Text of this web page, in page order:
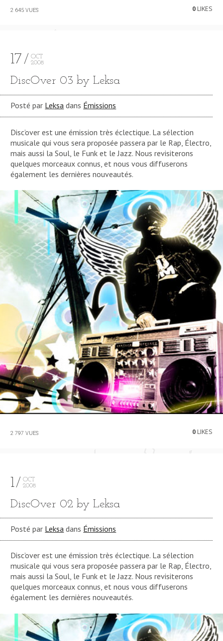
2 645 VUES 0LIKES
17
OCT
2008
DiscOver 03 by Leksa
Posté par Leksa dans Émissions
Disc’over est une émission très éclectique. La sélection
musicale qui vous sera proposée passera par le Rap, Électro,
mais aussi la Soul, le Funk et le Jazz. Nous revisiterons
quelques morceaux connus, et nous vous diffuserons
également les dernières nouveautés.
2 797 VUES 0LIKES
1
OCT
2008
DiscOver 02 by Leksa
Posté par Leksa dans Émissions
Disc’over est une émission très éclectique. La sélection
musicale qui vous sera proposée passera par le Rap, Électro,
mais aussi la Soul, le Funk et le Jazz. Nous revisiterons
quelques morceaux connus, et nous vous diffuserons
également les dernières nouveautés.